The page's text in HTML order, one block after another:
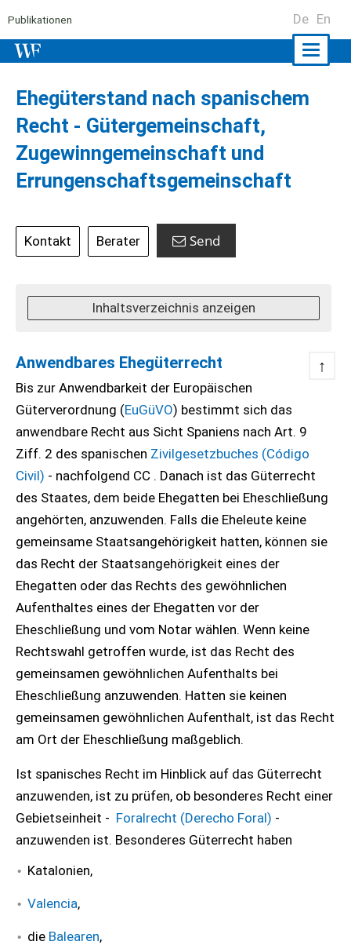
Publikationen De En
Ehegüterstand nach spanischem
Recht - Gütergemeinschaft,
Zugewinngemeinschaft und
Errungenschaftsgemeinschaft
Kontakt Berater Send
Inhaltsverzeichnis anzeigen
Anwendbares Ehegüterrecht ↑
Bis zur Anwendbarkeit der Europäischen
Güterverordnung (EuGüVO) bestimmt sich das
anwendbare Recht aus Sicht Spaniens nach Art. 9
Ziff. 2 des spanischen Zivilgesetzbuches (Código
Civil) - nachfolgend CC . Danach ist das Güterrecht
des Staates, dem beide Ehegatten bei Eheschließung
angehörten, anzuwenden. Falls die Eheleute keine
gemeinsame Staatsangehörigkeit hatten, können sie
das Recht der Staatsangehörigkeit eines der
Ehegatten oder das Rechts des gewöhnlichen
Aufenthaltes eines der Ehegatten vor der
Eheschließung und vom Notar wählen. Wenn keine
Rechtswahl getroffen wurde, ist das Recht des
gemeinsamen gewöhnlichen Aufenthalts bei
Eheschließung anzuwenden. Hatten sie keinen
gemeinsamen gewöhnlichen Aufenthalt, ist das Recht
am Ort der Eheschließung maßgeblich.
Ist spanisches Recht im Hinblick auf das Güterrecht
anzuwenden, ist zu prüfen, ob besonderes Recht einer
Gebietseinheit - Foralrecht (Derecho Foral) -
anzuwenden ist. Besonderes Güterrecht haben
Katalonien,
Valencia,
die Balearen,